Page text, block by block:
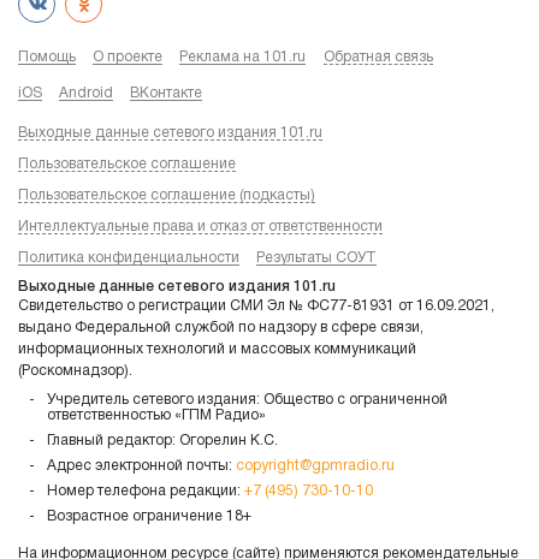
Помощь О проекте Реклама на 101.ru Обратная связь
iOS Android ВКонтакте
Выходные данные сетевого издания 101.ru
Пользовательское соглашение
Пользовательское соглашение (подкасты)
Интеллектуальные права и отказ от ответственности
Политика конфиденциальности Результаты СОУТ
Выходные данные сетевого издания 101.ru
Свидетельство о регистрации СМИ Эл № ФС77-81931 от 16.09.2021,
выдано Федеральной службой по надзору в сфере связи,
информационных технологий и массовых коммуникаций
(Роскомнадзор).
Учредитель сетевого издания: Общество с ограниченной
ответственностью «ГПМ Радио»
Главный редактор: Огорелин К.С.
Адрес электронной почты: copyright@gpmradio.ru
Номер телефона редакции: +7 (495) 730-10-10
Возрастное ограничение 18+
На информационном ресурсе (сайте) применяются рекомендательные